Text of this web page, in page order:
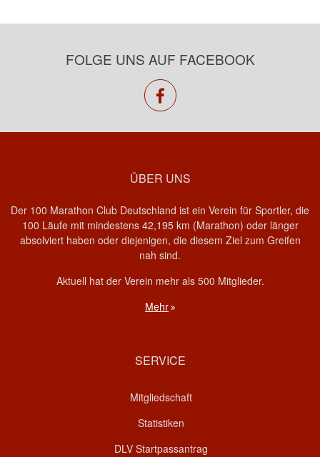
FOLGE UNS AUF FACEBOOK
facebook
ÜBER UNS
Der 100 Marathon Club Deutschland ist ein Verein für Sportler, die
100 Läufe mit mindestens 42,195 km (Marathon) oder länger
absolviert haben oder diejenigen, die diesem Ziel zum Greifen
nah sind.
Aktuell hat der Verein mehr als 500 Mitglieder.
Mehr
SERVICE
Mitgliedschaft
Statistiken
DLV Startpassantrag